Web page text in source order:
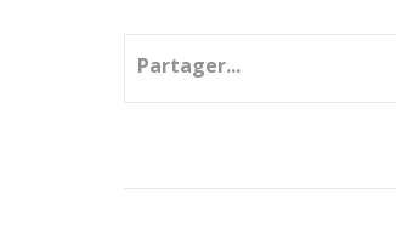
Partager...